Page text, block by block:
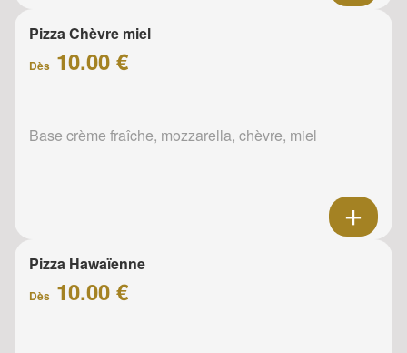
Pizza Chèvre miel
Dès 10.00 €
Base crème fraîche, mozzarella, chèvre, miel
Pizza Hawaïenne
Dès 10.00 €